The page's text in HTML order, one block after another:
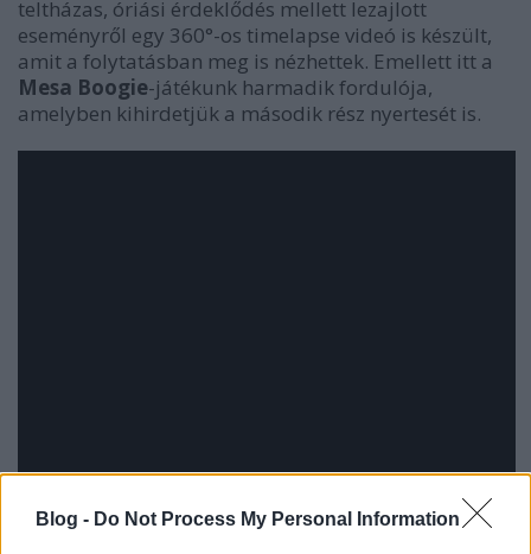
Blog - Do Not Process My Personal Information
teltházas, óriási érdeklődés mellett lezajlott
eseményről egy 360°-os timelapse videó is készült,
amit a folytatásban meg is nézhettek. Emellett itt a
Mesa Boogie-játékunk harmadik fordulója,
amelyben kihirdetjük a második rész nyertesét is.